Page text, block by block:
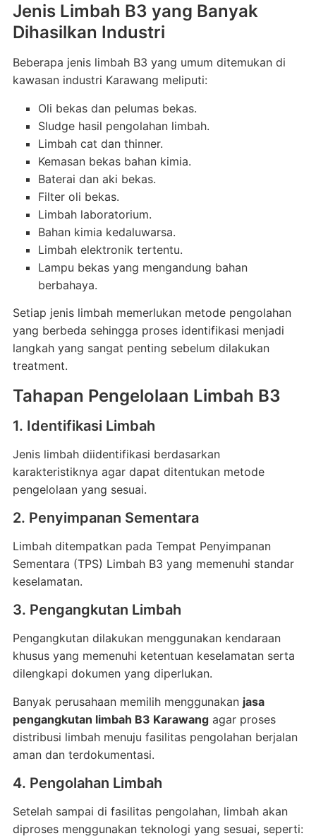
Jenis Limbah B3 yang Banyak
Dihasilkan Industri
Beberapa jenis limbah B3 yang umum ditemukan di
kawasan industri Karawang meliputi:
Oli bekas dan pelumas bekas.
Sludge hasil pengolahan limbah.
Limbah cat dan thinner.
Kemasan bekas bahan kimia.
Baterai dan aki bekas.
Filter oli bekas.
Limbah laboratorium.
Bahan kimia kedaluwarsa.
Limbah elektronik tertentu.
Lampu bekas yang mengandung bahan
berbahaya.
Setiap jenis limbah memerlukan metode pengolahan
yang berbeda sehingga proses identifikasi menjadi
langkah yang sangat penting sebelum dilakukan
treatment.
Tahapan Pengelolaan Limbah B3
1. Identifikasi Limbah
Jenis limbah diidentifikasi berdasarkan
karakteristiknya agar dapat ditentukan metode
pengelolaan yang sesuai.
2. Penyimpanan Sementara
Limbah ditempatkan pada Tempat Penyimpanan
Sementara (TPS) Limbah B3 yang memenuhi standar
keselamatan.
3. Pengangkutan Limbah
Pengangkutan dilakukan menggunakan kendaraan
khusus yang memenuhi ketentuan keselamatan serta
dilengkapi dokumen yang diperlukan.
Banyak perusahaan memilih menggunakan jasa
pengangkutan limbah B3 Karawangagar proses
distribusi limbah menuju fasilitas pengolahan berjalan
aman dan terdokumentasi.
4. Pengolahan Limbah
Setelah sampai di fasilitas pengolahan, limbah akan
diproses menggunakan teknologi yang sesuai, seperti: